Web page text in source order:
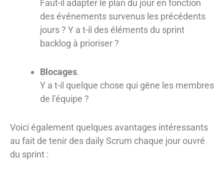
Faut-il adapter le plan du jour en fonction
des événements survenus les précédents
jours ? Y a t-il des éléments du sprint
backlog à prioriser ?
Blocages.
Y a t-il quelque chose qui gêne les membres
de l’équipe ?
Voici également quelques avantages intéressants
au fait de tenir des daily Scrum chaque jour ouvré
du sprint :